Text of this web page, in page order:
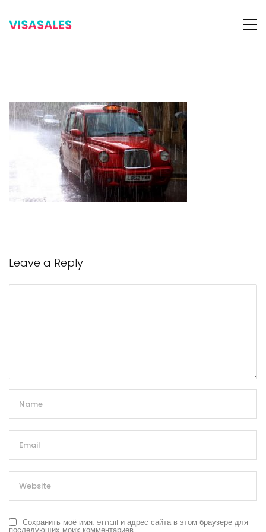
Leave a Reply
Сохранить моё имя, email и адрес сайта в этом браузере для